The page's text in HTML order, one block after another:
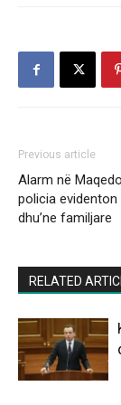
Previous article
Alarm në
policia
dhu’ne familjare
RELATED